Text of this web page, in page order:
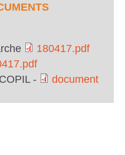
1
8
180417.pdf
-
document